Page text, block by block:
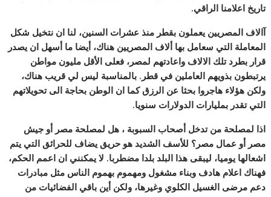
تاريخ اعلامنا الراقي.
آالاف المصريين يعملون بقطر منذ عشرات السنين، لنا ان نتخيل شكل
المعاملة التي سعامل بها ألاف المصريين هناك، أيضا ما أسهل ان يصدر
قرار بطرد تلك الالاف واعادتهم لمصر، فعلى الأقل مليون مواطن
يرتبطون بذويهم العاملين في قطر. بالمناسبة ليس لي قريب هناك،
ولكن هؤلاء هاجروا بحثا عن الرزق كما ان الوطن بحاجة الى تحويلاتهم
التي تقدر بمليارات الدولارات سنويا.
اذا لمصلحة من تدخل أصحاب السبوبة ، هل لمصلحة مصر أو جيش
مصر أو عمال مصر؟ للأسف الشديد هو حريق يضاف للحرائق التي يتم
اشعالها يوميا، ليبقى هذا البلد بلدا مضطربا. لا يمكنني ان اعمم الحكم،
فهناك اعلام هادف وبناء مشغول ومهموم بهموم الناس مثل مبادرات
دعم مرضى الغسيل الكلوي وغيرها، ولكن أين باقي الفضائيات من